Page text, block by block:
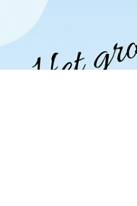
iedereen aan hetzelfde. Hoe